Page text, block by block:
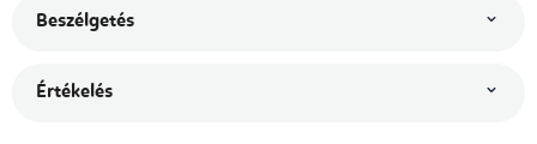
Beszélgetés
Értékelés